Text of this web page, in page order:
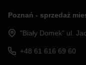
Poznań - sprzedaż
"Biały Domek" ul.
+48 61 616 69 60